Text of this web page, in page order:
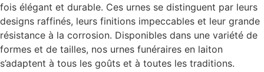
fois élégant et durable. Ces urnes se distinguent par leurs
designs raffinés, leurs finitions impeccables et leur grande
résistance à la corrosion. Disponibles dans une variété de
formes et de tailles, nos urnes funéraires en laiton
s’adaptent à tous les goûts et à toutes les traditions.